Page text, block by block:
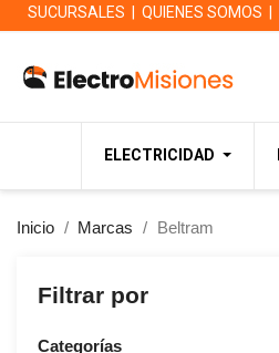
SUCURSALES QUIENES SOMOS
ELECTRICIDAD
Inicio Marcas Beltram
Filtrar por
Categorías